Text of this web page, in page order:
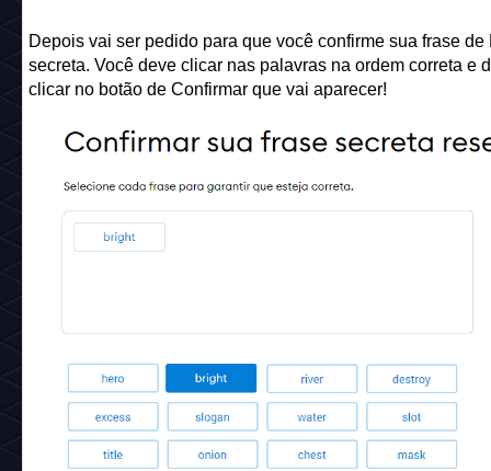
Depois vai ser pedido para que você confirme sua frase de
secreta. Você deve clicar nas palavras na ordem correta e
clicar no botão de Confirmar que vai aparecer!